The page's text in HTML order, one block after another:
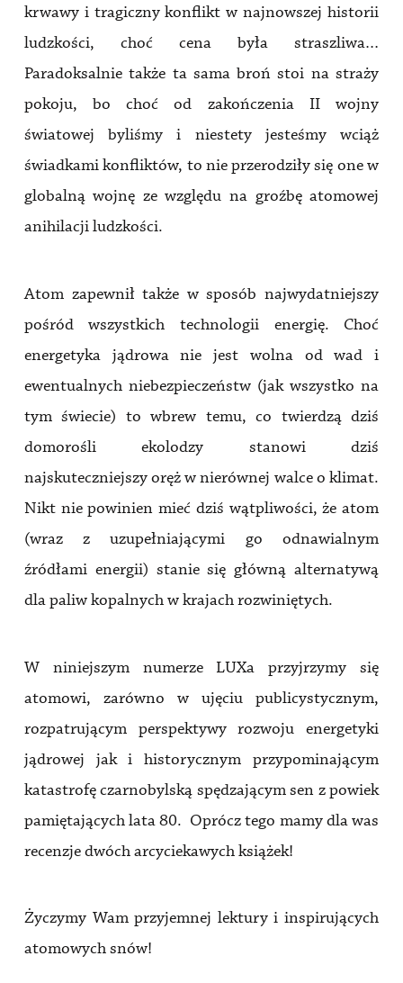
krwawy i tragiczny konflikt w najnowszej historii
ludzkości, choć cena była straszliwa…
Paradoksalnie także ta sama broń stoi na straży
pokoju, bo choć od zakończenia II wojny
światowej byliśmy i niestety jesteśmy wciąż
świadkami konfliktów, to nie przerodziły się one w
globalną wojnę ze względu na groźbę atomowej
anihilacji ludzkości.
Atom zapewnił także w sposób najwydatniejszy
pośród wszystkich technologii energię. Choć
energetyka jądrowa nie jest wolna od wad i
ewentualnych niebezpieczeństw (jak wszystko na
tym świecie) to wbrew temu, co twierdzą dziś
domorośli ekolodzy stanowi dziś
najskuteczniejszy oręż w nierównej walce o klimat.
Nikt nie powinien mieć dziś wątpliwości, że atom
(wraz z uzupełniającymi go odnawialnym
źródłami energii) stanie się główną alternatywą
dla paliw kopalnych w krajach rozwiniętych.
W niniejszym numerze LUXa przyjrzymy się
atomowi, zarówno w ujęciu publicystycznym,
rozpatrującym perspektywy rozwoju energetyki
jądrowej jak i historycznym przypominającym
katastrofę czarnobylską spędzającym sen z powiek
pamiętających lata 80. Oprócz tego mamy dla was
recenzje dwóch arcyciekawych książek!
Życzymy Wam przyjemnej lektury i inspirujących
atomowych snów!